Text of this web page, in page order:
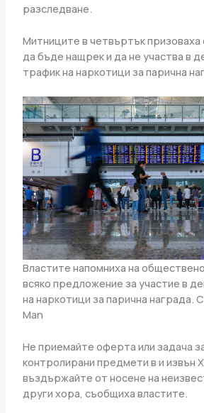
разследване.
Митниците в четвъртък
да бъде нащрек и да не участва в
трафик на наркотици за парична
Властите напомниха на
всяко предложение за участие в
на наркотици за парична награда.
Man
Не приемайте оферта или задача
контролирани предмети в и извън
въздържайте от носене на
други хора, съобщиха властите.